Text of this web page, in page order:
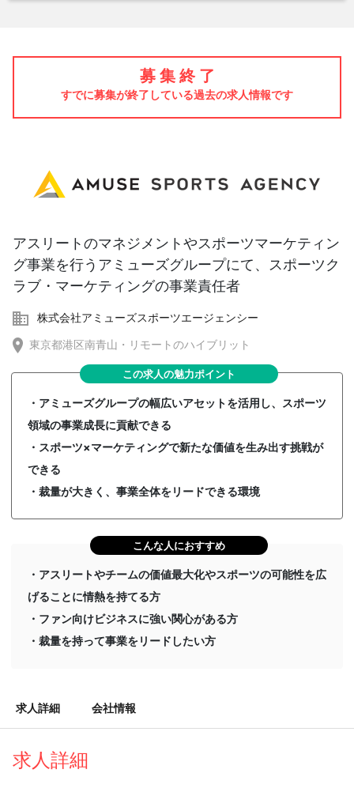
募 集 終 了
すでに募集が終了している過去の求人情報です
アスリートのマネジメントやスポーツマーケティン
グ事業を行うアミューズグループにて、スポーツク
ラブ・マーケティングの事業責任者
株式会社アミューズスポーツエージェンシー
東京都港区南青山・リモートのハイブリット
この求人の魅力ポイント
・アミューズグループの幅広いアセットを活用し、スポーツ
領域の事業成長に貢献できる
・スポーツ×マーケティングで新たな価値を生み出す挑戦が
できる
・裁量が大きく、事業全体をリードできる環境
こんな人におすすめ
・アスリートやチームの価値最大化やスポーツの可能性を広
げることに情熱を持てる方
・ファン向けビジネスに強い関心がある方
・裁量を持って事業をリードしたい方
求人詳細 会社情報
求人詳細